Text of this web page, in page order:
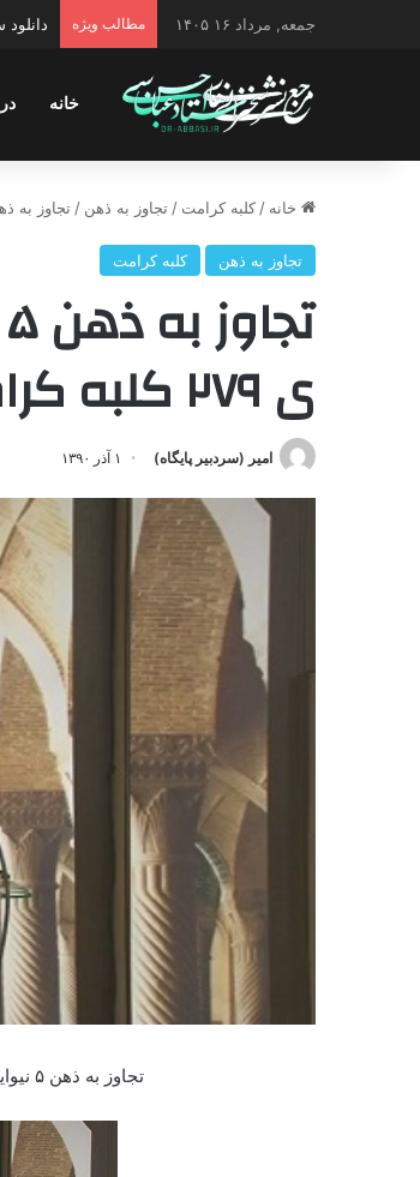
جمعه, مرداد ۱۶ ۱۴۰۵ مطالب ویژه
خانه
خانه / کلبه کرامت / تجاوز به ذهن / تجاوز به ذهن ۵ نیوایندیوژوالیزاسیون / جلسه ی ۲۷۹
تجاوز به ذهن کلبه کرامت
ی ۲۷۹ کلبه کرامت
امیر (سردبیر پایگاه) ۱ آذر ۱۳۹۰
تجاوز به ذهن ۵ نیوایندیوژوالیزاسیون